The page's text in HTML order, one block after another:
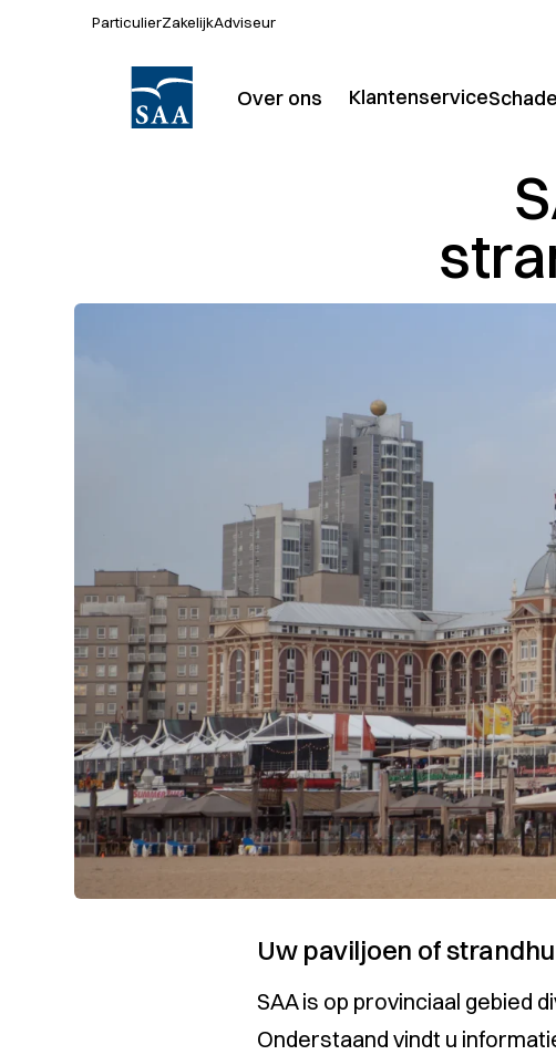
ParticulierZakelijkAdviseur
Over ons Klantenservice
Uw paviljoen of
SAA is op provinciaal gebied
Onderstaand vindt u